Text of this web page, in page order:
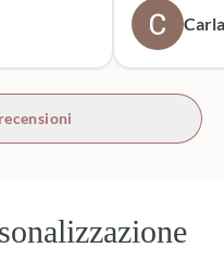
prossime
bottoni!